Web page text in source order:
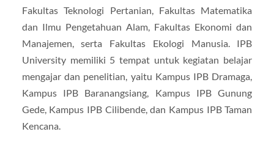
Fakultas Teknologi Pertanian, Fakultas Matematika
dan Ilmu Pengetahuan Alam, Fakultas Ekonomi dan
Manajemen, serta Fakultas Ekologi Manusia. IPB
University memiliki 5 tempat untuk kegiatan belajar
mengajar dan penelitian, yaitu Kampus IPB Dramaga,
Kampus IPB Baranangsiang, Kampus IPB Gunung
Gede, Kampus IPB Cilibende, dan Kampus IPB Taman
Kencana.